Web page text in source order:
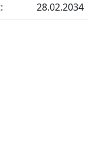
28.02.2034